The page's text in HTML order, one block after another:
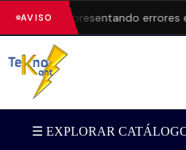
AVISO
están presentando errores en la
☰ EXPLORAR